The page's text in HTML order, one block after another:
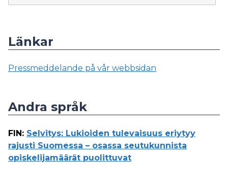
Länkar
Pressmeddelande på vår webbsidan
Andra språk
FIN: Selvitys: Lukioiden tulevaisuus eriytyy
rajusti Suomessa – osassa seutukunnista
opiskelijamäärät puolittuvat